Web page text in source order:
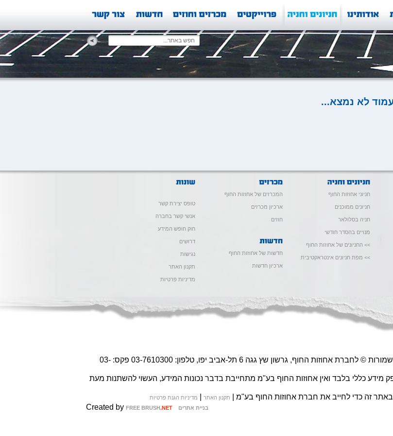
לא נמצא...
חניוני אחוזות החוף
חניונים ממוכנים
חניה בסלולאר
מנויים בהסדר חודשי
>> החניונים של אחוזות החוף
>> מפת חניונים אינטראקטיבית
המכרזים של אחוזות החוף
ארכיון מכרזים
חוזים
חדשות של אחוזות החוף
ארכיון חדשות
טופס יצירת קשר
אנשי קשר בחברה
חוק חופש המידע
דרושים
נגישות
תקנון האתר
מדיניות פרטיות
כל הזכויות שמורות © לחברת אחוזות החוף, גרשון שץ גגה 6 תל-אביב יפו, טלפון: 03-7610300 פקס: 03-
מידע כללי בלבד ואין אחוזות החוף בע"מ מתחייבת בדבר נכונות המידע, העשוי להשתנות מעת
באתר זה כדי לחייב את חברת אחוזות החוף בע"מ |
תקנון האתר
מדיניות הגנת פרטיות
בניית אתרים
FREE BRUSH.NET